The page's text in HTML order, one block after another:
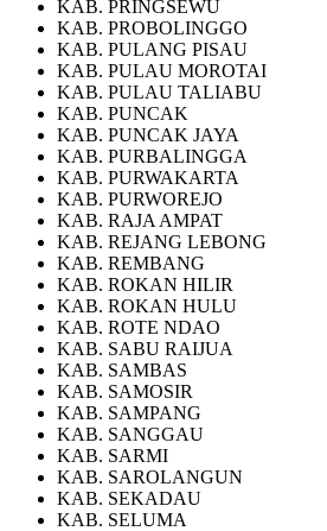
KAB. PRINGSEWU
KAB. PROBOLINGGO
KAB. PULANG PISAU
KAB. PULAU MOROTAI
KAB. PULAU TALIABU
KAB. PUNCAK
KAB. PUNCAK JAYA
KAB. PURBALINGGA
KAB. PURWAKARTA
KAB. PURWOREJO
KAB. RAJA AMPAT
KAB. REJANG LEBONG
KAB. REMBANG
KAB. ROKAN HILIR
KAB. ROKAN HULU
KAB. ROTE NDAO
KAB. SABU RAIJUA
KAB. SAMBAS
KAB. SAMOSIR
KAB. SAMPANG
KAB. SANGGAU
KAB. SARMI
KAB. SAROLANGUN
KAB. SEKADAU
KAB. SELUMA